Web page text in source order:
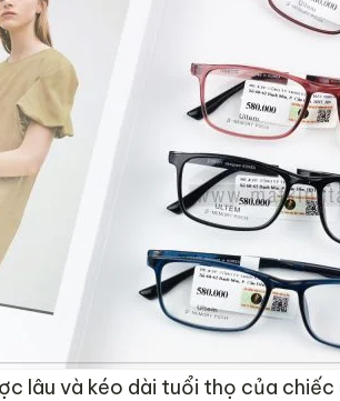
lâu và kéo dài tuổi thọ của